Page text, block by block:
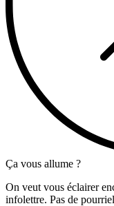
Ça vous allume ?
On veut vous éclairer
infolettre. Pas de